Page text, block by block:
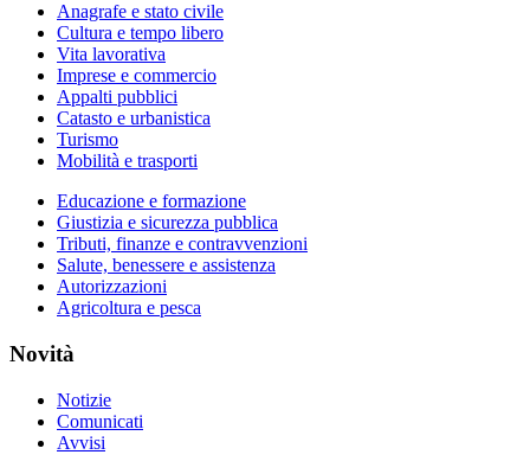
Anagrafe e stato civile
Cultura e tempo libero
Vita lavorativa
Imprese e commercio
Appalti pubblici
Catasto e urbanistica
Turismo
Mobilità e trasporti
Educazione e formazione
Giustizia e sicurezza pubblica
Tributi, finanze e contravvenzioni
Salute, benessere e assistenza
Autorizzazioni
Agricoltura e pesca
Novità
Notizie
Comunicati
Avvisi